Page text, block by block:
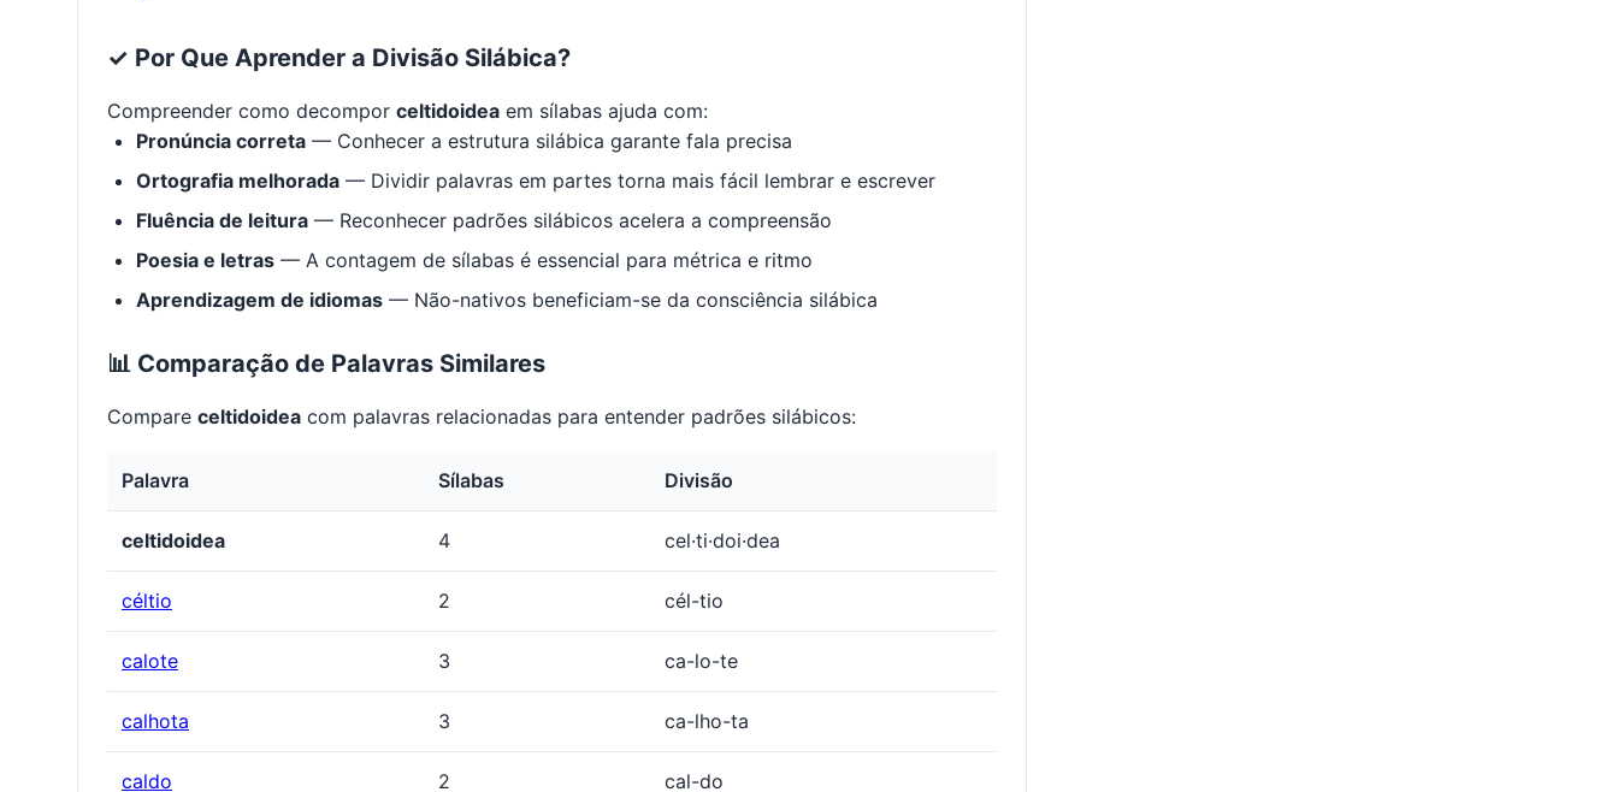
✓ Por Que Aprender a Divisão Silábica?
Compreender como decompor celtidoidea em sílabas ajuda com:
Pronúncia correta — Conhecer a estrutura silábica garante fala precisa
Ortografia melhorada — Dividir palavras em partes torna mais fácil lembrar e escrever
Fluência de leitura — Reconhecer padrões silábicos acelera a compreensão
Poesia e letras — A contagem de sílabas é essencial para métrica e ritmo
Aprendizagem de idiomas — Não-nativos beneficiam-se da consciência silábica
📊 Comparação de Palavras Similares
Compare celtidoidea com palavras relacionadas para entender padrões silábicos:
Palavra Sílabas Divisão
celtidoidea 4 cel·ti·doi·dea
céltio 2 cél-tio
calote 3 ca-lo-te
calhota 3 ca-lho-ta
caldo 2 cal-do